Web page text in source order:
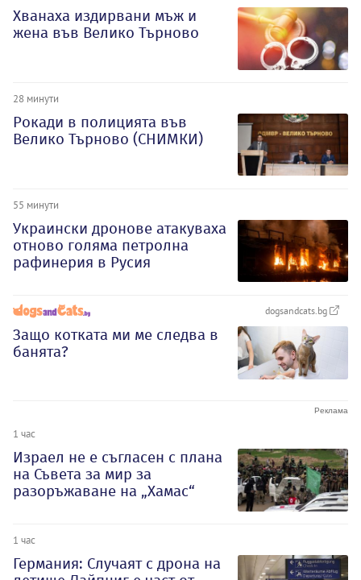
Хванаха издирвани мъж и
жена във Велико Търново
28 минути
Рокади в полицията във
Велико Търново (СНИМКИ)
55 минути
Украински дронове атакуваха
отново голяма петролна
рафинерия в Русия
dogsandcats.bg
Защо котката ми ме следва в
банята?
1 час
Израел не е съгласен с плана
на Съвета за мир за
разоръжаване на „Хамас“
1 час
Германия: Случаят с дрона на